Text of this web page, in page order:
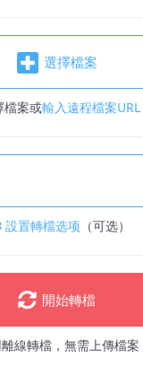
選擇檔案
檔案或輸入遠程檔案URL
設置轉檔选项 （可选）
開始轉檔
線轉檔，無需上傳檔案